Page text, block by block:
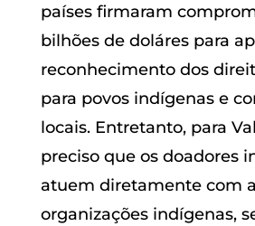
países firmaram
bilhões de doláres para
reconhecimento dos
para povos indígenas e
locais. Entretanto, para
preciso que os doadores
atuem diretamente com
organizações indígenas,